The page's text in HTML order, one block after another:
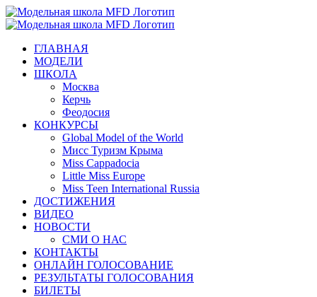
Skip
to
ГЛАВНАЯ
МОДЕЛИ
ШКОЛА
Москва
Керчь
Феодосия
КОНКУРСЫ
Global Model of the World
Мисс Туризм Крыма
Miss Cappadocia
Little Miss Europe
Miss Teen International Russia
ДОСТИЖЕНИЯ
ВИДЕО
НОВОСТИ
СМИ О НАС
КОНТАКТЫ
ОНЛАЙН ГОЛОСОВАНИЕ
РЕЗУЛЬТАТЫ ГОЛОСОВАНИЯ
БИЛЕТЫ